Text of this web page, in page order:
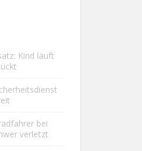
Kind läuft
bei
verletzt